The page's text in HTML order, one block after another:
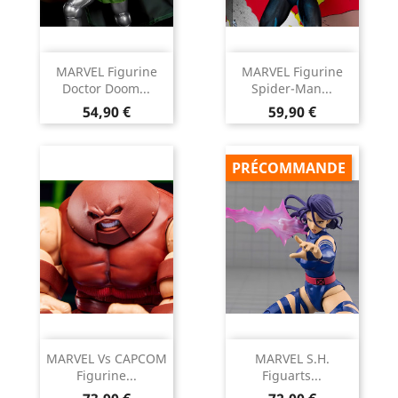
MARVEL Figurine
Doctor Doom...
Prix
54,90 €
MARVEL Figurine
Spider-Man...
Prix
59,90 €
MARVEL Vs CAPCOM
Figurine...
MARVEL S.H.
Figuarts...
PRÉCOMMANDE